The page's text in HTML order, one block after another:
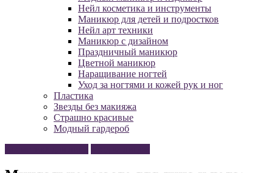
Нейл косметика и инструменты
Маникюр для детей и подростков
Нейл арт техники
Маникюр с дизайном
Праздничный маникюр
Цветной маникюр
Наращивание ногтей
Уход за ногтями и кожей рук и ног
Пластика
Звезды без макияжа
Страшно красивые
Модный гардероб